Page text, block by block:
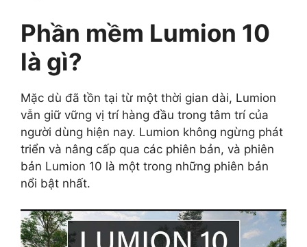
Phần mềm Lumion 10
là gì?
Mặc dù đã tồn tại từ một thời gian dài, Lumion
vẫn giữ vững vị trí hàng đầu trong tâm trí của
người dùng hiện nay. Lumion không ngừng phát
triển và nâng cấp qua các phiên bản, và phiên
bản Lumion 10 là một trong những phiên bản
nổi bật nhất.